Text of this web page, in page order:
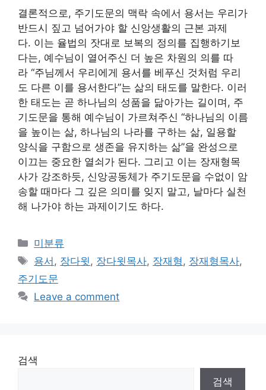
결론적으로, 주기도문의 맥락 속에서 용서는 우리가
반드시 짚고 넘어가야 할 신앙생활의 근본 과제
다. 이는 율법의 잣대로 보복의 정의를 집행하기보
다는, 예수님이 열어주신 더 높은 차원의 의를 따
라 “주님께서 우리에게 용서를 베푸신 것처럼 우리
도 다른 이를 용서한다”는 삶의 태도를 말한다. 이러
한 태도는 곧 하나님의 성품을 닮아가는 길이며, 주
기도문을 통해 예수님이 가르쳐주신 “하나님의 이름
을 높이는 삶, 하나님의 나라를 구하는 삶, 일용할
양식을 구함으로 생존을 유지하는 삶”을 완성으로
이끄는 중요한 열쇠가 된다. 그리고 이는 장재형목
사가 강조하듯, 신앙공동체가 주기도문을 수없이 암
송할 때마다 그 깊은 의미를 잊지 말고, 날마다 실천
해 나가야 하는 과제이기도 하다.
Categories
미분류
Tags
용서 , 장다윗, 장다윗목사, 장재형, 장재형목사,
주기도문
Leave a comment
검색
검색